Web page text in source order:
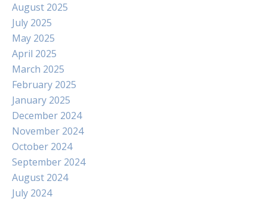
August 2025
July 2025
May 2025
April 2025
March 2025
February 2025
January 2025
December 2024
November 2024
October 2024
September 2024
August 2024
July 2024